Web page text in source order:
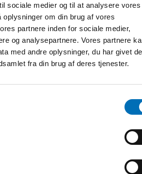
sociale medier og til at analysere vores
oplysninger om din brug af vores
partnere inden for sociale medier,
og analysepartnere. Vores partnere
med andre oplysninger, du har givet
fra din brug af deres tjenester.